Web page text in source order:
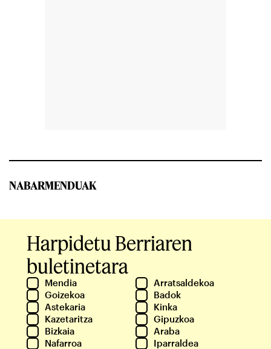
NABARMENDUAK
Harpidetu Berriaren
buletinetara
Mendia
Arratsaldekoa
Goizekoa
Badok
Astekaria
Kinka
Kazetaritza
Gipuzkoa
Bizkaia
Araba
Nafarroa
Iparraldea